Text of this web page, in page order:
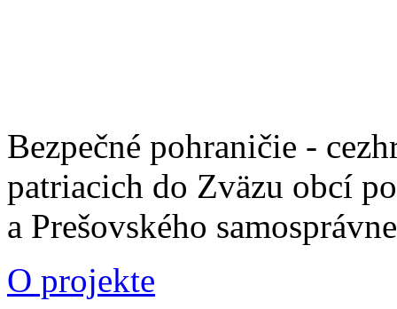
Bezpečné pohraničie -
patriacich do Zväzu obcí
a Prešovského
O projekte